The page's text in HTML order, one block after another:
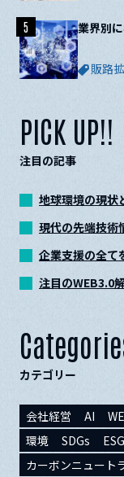
業界別
販路
5
PICK UP!!
注目の記事
地球環境の現状
現代の先端技術
企業支援の全て
注目のWEB3.0
カテゴリー
会社経営 AI
環境
SDGs ESG
カーボンニュート